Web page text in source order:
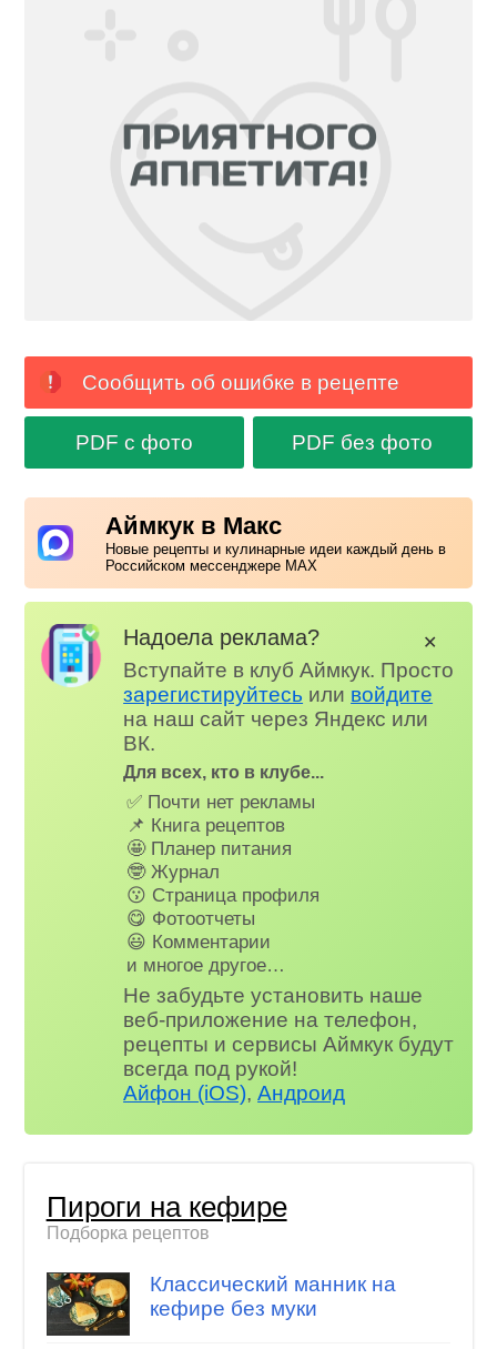
Сообщить об ошибке в рецепте
PDF с фото PDF без фото
Аймкук в Макс
Новые рецепты и кулинарные идеи каждый день в
Российском мессенджере MAX
Надоела реклама?
Вступайте в клуб Аймкук. Просто
зарегистируйтесь или войдите
на наш сайт через Яндекс или
ВК.
Для всех, кто в клубе...
✅ Почти нет рекламы
📌 Книга рецептов
🤩 Планер питания
🤓 Журнал
😗 Страница профиля
😋 Фотоотчеты
😃 Комментарии
и многое другое…
Не забудьте установить наше
веб-приложение на телефон,
рецепты и сервисы Аймкук будут
всегда под рукой!
Айфон (iOS),Андроид
✕
Пироги на кефире
Подборка рецептов
Классический манник на
кефире без муки